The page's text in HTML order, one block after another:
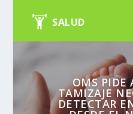
SALUD
OMS PIDE
TAMIZAJE
DETECTAR